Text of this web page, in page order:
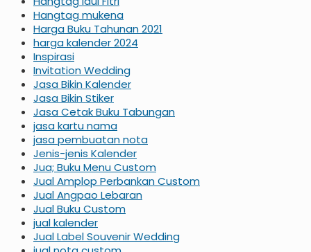
Hangtag mukena
Harga Buku Tahunan 2021
harga kalender 2024
Inspirasi
Invitation Wedding
Jasa Bikin Kalender
Jasa Bikin Stiker
Jasa Cetak Buku Tabungan
jasa kartu nama
jasa pembuatan nota
Jenis-jenis Kalender
Jua; Buku Menu Custom
Jual Amplop Perbankan Custom
Jual Angpao Lebaran
Jual Buku Custom
jual kalender
Jual Label Souvenir Wedding